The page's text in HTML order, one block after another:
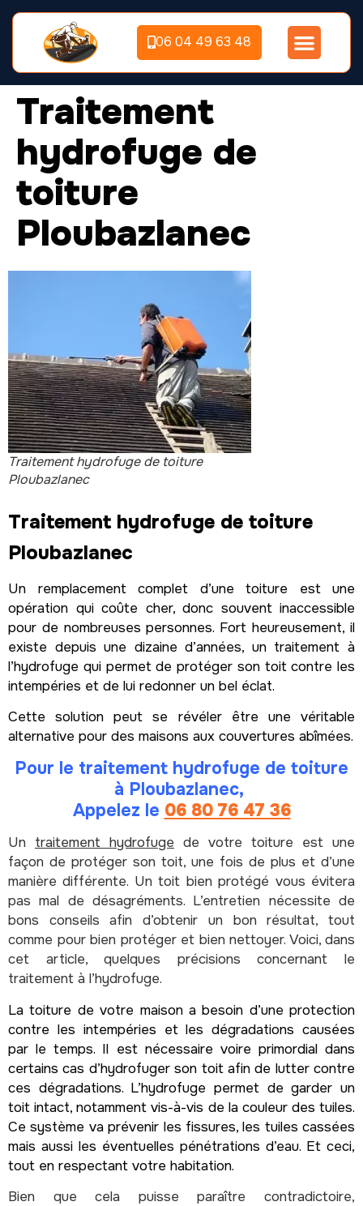
06 04 49 63 48
Traitement
hydrofuge de
toiture
Ploubazlanec
Traitement hydrofuge de toiture
Ploubazlanec
Traitement hydrofuge de toiture
Ploubazlanec
Un remplacement complet d’une toiture est une
opération qui coûte cher, donc souvent inaccessible
pour de nombreuses personnes. Fort heureusement, il
existe depuis une dizaine d’années, un traitement à
l’hydrofuge qui permet de protéger son toit contre les
intempéries et de lui redonner un bel éclat.
Cette solution peut se révéler être une véritable
alternative pour des maisons aux couvertures abîmées.
Pour le traitement hydrofuge de toiture
à Ploubazlanec,
Appelez le 06 80 76 47 36
Un traitement hydrofuge de votre toiture est une
façon de protéger son toit, une fois de plus et d’une
manière différente. Un toit bien protégé vous évitera
pas mal de désagréments. L’entretien nécessite de
bons conseils afin d’obtenir un bon résultat, tout
comme pour bien protéger et bien nettoyer. Voici, dans
cet article, quelques précisions concernant le
traitement à l’hydrofuge.
La toiture de votre maison a besoin d’une protection
contre les intempéries et les dégradations causées
par le temps. Il est nécessaire voire primordial dans
certains cas d’hydrofuger son toit afin de lutter contre
ces dégradations. L’hydrofuge permet de garder un
toit intact, notamment vis-à-vis de la couleur des tuiles.
Ce système va prévenir les fissures, les tuiles cassées
mais aussi les éventuelles pénétrations d’eau. Et ceci,
tout en respectant votre habitation.
Bien que cela puisse paraître contradictoire,